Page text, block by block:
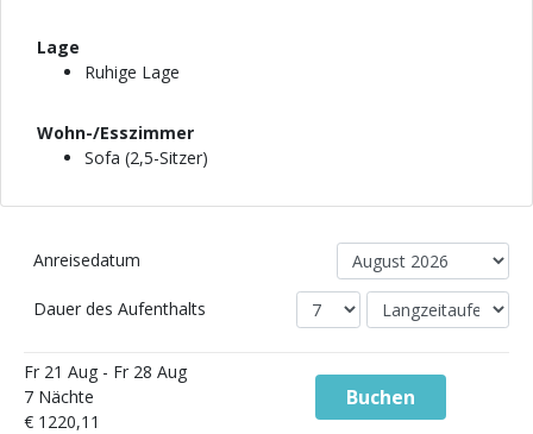
Lage
Ruhige Lage
Wohn-/Esszimmer
Sofa (2,5-Sitzer)
Anreisedatum
Dauer des Aufenthalts
Fr 21 Aug - Fr 28 Aug
7 Nächte
€ 1220,11
Buchen